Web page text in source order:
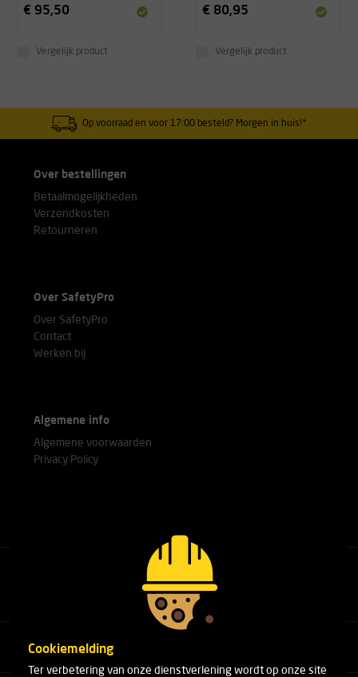
€ 95,50
Vergelijk product
€ 80,95
Vergelijk product
Op voorraad en voor 17:00 besteld? Morgen in huis!*
Over bestellingen
Betaalmogelijkheden
Verzendkosten
Retourneren
Over SafetyPro
Over SafetyPro
Contact
Werken bij
Algemene info
Algemene voorwaarden
Privacy Policy
Bel met onze experts
+31(0)76 751 25 18
Cookiemelding
Ter verbetering van onze dienstverlening wordt op onze site